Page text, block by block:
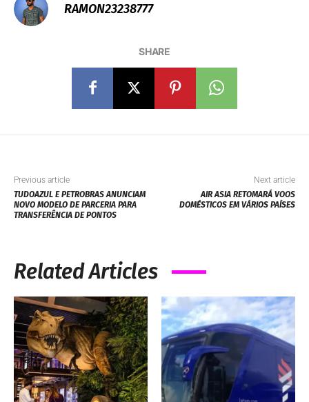
RAMON23238777
SHARE
Previous article
TUDOAZUL E PETROBRAS ANUNCIAM
NOVO MODELO DE PARCERIA PARA
TRANSFERÊNCIA DE PONTOS
Next article
AIR ASIA RETOMARÁ VOOS
DOMÉSTICOS EM VÁRIOS PAÍSES
Related Articles